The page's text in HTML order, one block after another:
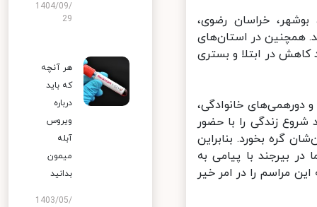
خراسان رضوی،
همچنین در استان‌های
در ابتلا و بستری
خانوادگی،
زندگی را با حضور
گره بخورد. بنابراین
بیرجند با پیامی به
مراسم را در امر خیر
1404/09/
29
هر آنچه
که باید
درباره
ویروس
آبله
میمون
بدانید
1403/05/